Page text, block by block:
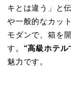
キとは違う」と
や一般的なカッ
モダンで、箱を
す。 “高級ホテ
魅力です。